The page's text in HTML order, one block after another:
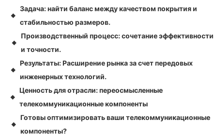
◆
Задача: найти баланс между качеством покрытия и
стабильностью размеров.
◆
Производственный процесс: сочетание эффективности
и точности.
◆
Результаты: Расширение рынка за счет передовых
инженерных технологий.
◆
Ценность для отрасли: переосмысленные
телекоммуникационные компоненты
◆
Готовы оптимизировать ваши телекоммуникационные
компоненты?